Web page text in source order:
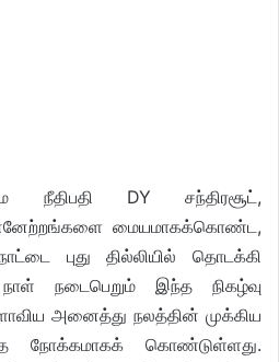
நீதிபதி DY சந்திரசூட்,
மையமாகக்கொண்ட,
புது தில்லியில் தொடக்கி
நடைபெறும் இந்த நிகழ்வு
அனைத்து நலத்தின் முக்கிய
நோக்கமாகக் கொண்டுள்ளது.